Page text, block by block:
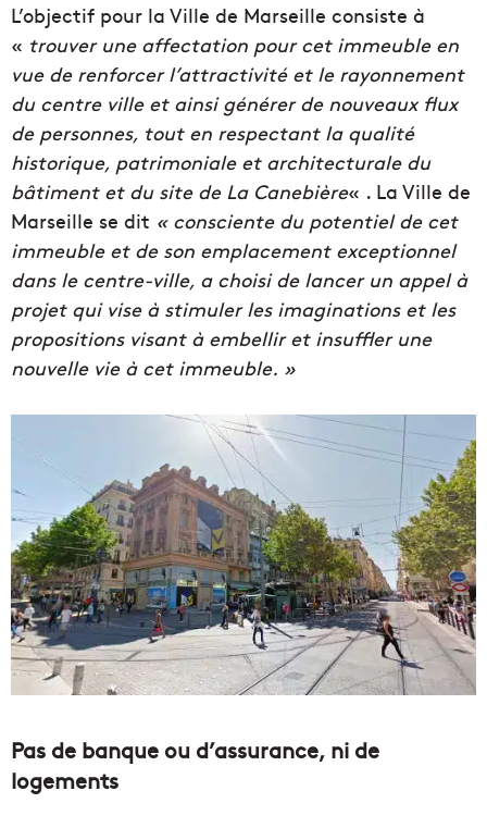
L’objectif pour la Ville de Marseille consiste à
« trouver une affectation pour cet immeuble en
vue de renforcer l’attractivité et le rayonnement
du centre ville et ainsi générer de nouveaux flux
de personnes, tout en respectant la qualité
historique, patrimoniale et architecturale du
bâtiment et du site de La Canebière« . La Ville de
Marseille se dit « consciente du potentiel de cet
immeuble et de son emplacement exceptionnel
dans le centre-ville, a choisi de lancer un appel à
projet qui vise à stimuler les imaginations et les
propositions visant à embellir et insuffler une
nouvelle vie à cet immeuble. »
Pas de banque ou d’assurance, ni de
logements